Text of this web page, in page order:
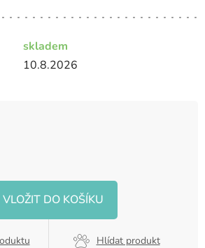
skladem
10.8.2026
Hlídat produkt